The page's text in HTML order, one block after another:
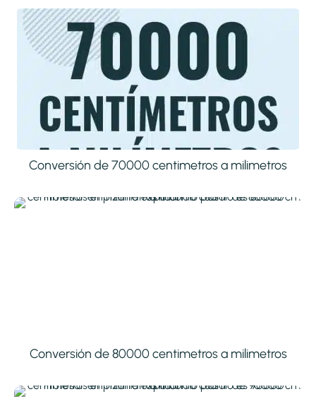
Conversión de 70000 centimetros a milimetros
Conversión de 80000 centimetros a milimetros